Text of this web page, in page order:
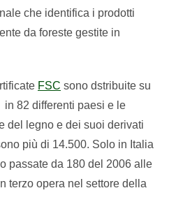
che identifica i prodotti
da foreste gestite in
FSC sono dstribuite su
82 differenti paesi e le
del legno e dei suoi derivati
più di 14.500. Solo in Italia
passate da 180 del 2006 alle
terzo opera nel settore della